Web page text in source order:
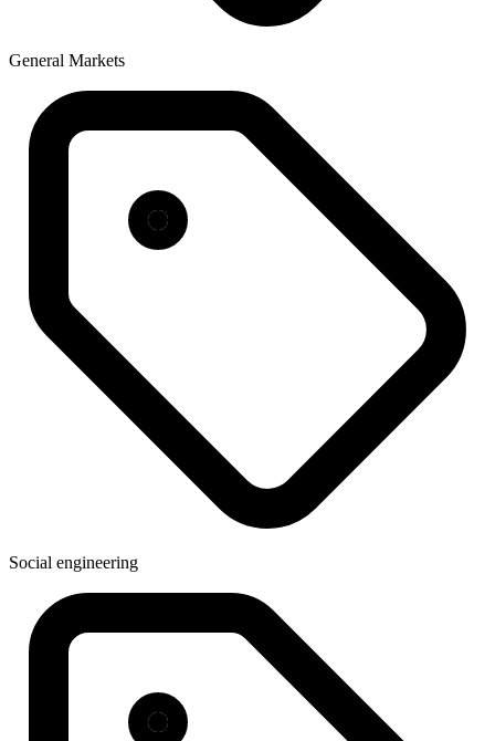
General Markets
Social engineering